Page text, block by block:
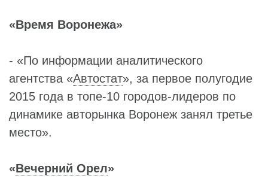
«Время Воронежа»
- «По информации аналитического
агентства «Автостат», за первое полугодие
2015 года в топе-10 городов-лидеров по
динамике авторынка Воронеж занял третье
место».
«Вечерний Орел»